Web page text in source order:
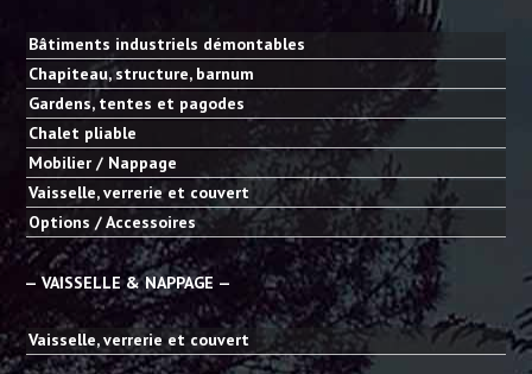
Bâtiments industriels démontables
Chapiteau, structure, barnum
Gardens, tentes et pagodes
Chalet pliable
Mobilier / Nappage
Vaisselle, verrerie et couvert
Options / Accessoires
— VAISSELLE & NAPPAGE —
Vaisselle, verrerie et couvert